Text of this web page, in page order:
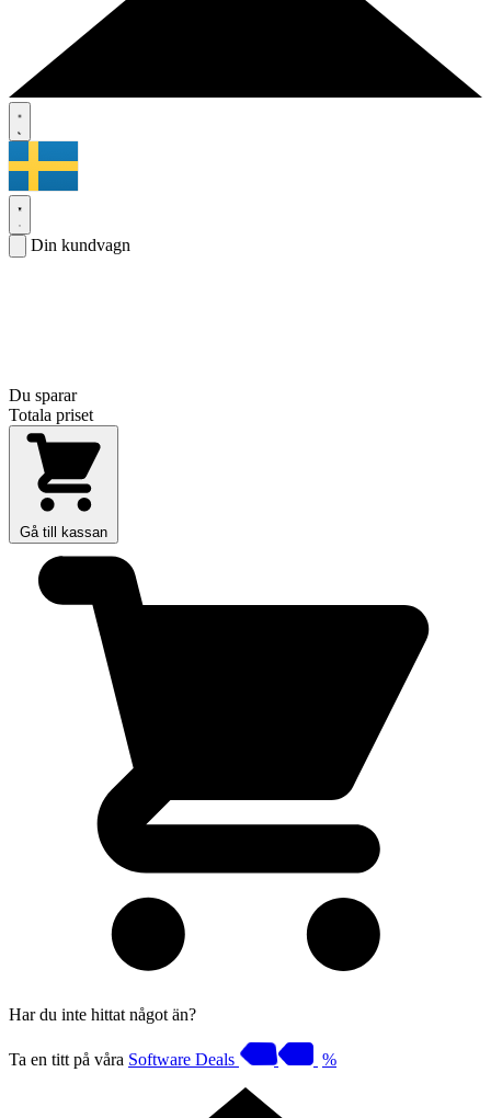
Din kundvagn
Du sparar
Totala priset
Gå till kassan
Har du inte hittat något än?
Ta en titt på våra Software Deals %